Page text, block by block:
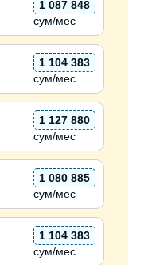
1 087 848
сум/мес
1 104 383
сум/мес
1 127 880
сум/мес
1 080 885
сум/мес
1 104 383
сум/мес